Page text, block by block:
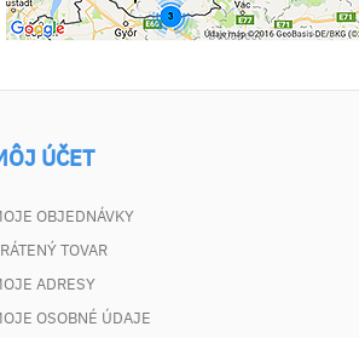
ÚČET
OBJEDNÁVKY
TOVAR
ADRESY
OSOBNÉ ÚDAJE